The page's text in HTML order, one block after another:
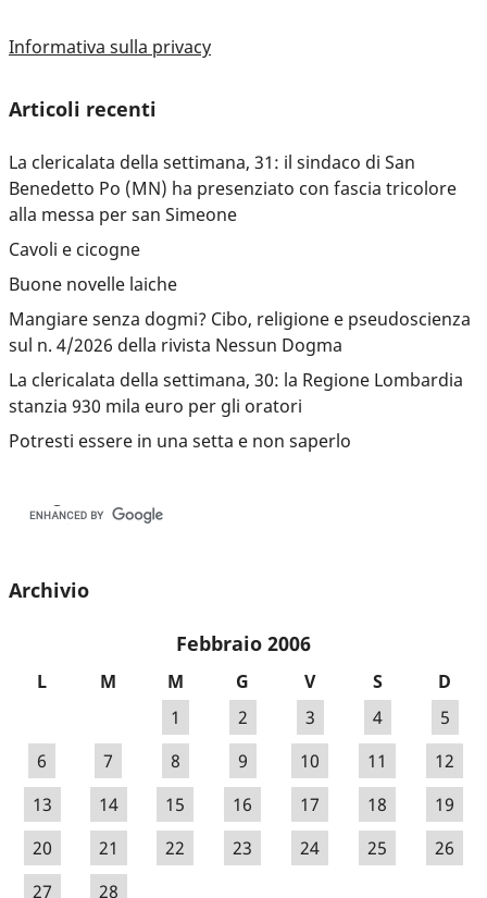
Informativa sulla privacy
Articoli recenti
La clericalata della settimana, 31: il sindaco di San
Benedetto Po (MN) ha presenziato con fascia tricolore
alla messa per san Simeone
Cavoli e cicogne
Buone novelle laiche
Mangiare senza dogmi? Cibo, religione e pseudoscienza
sul n. 4/2026 della rivista Nessun Dogma
La clericalata della settimana, 30: la Regione Lombardia
stanzia 930 mila euro per gli oratori
Potresti essere in una setta e non saperlo
Archivio
Febbraio 2006
L M M G V S
D
1
2 3 4
5
6
7 8 9 10 11
12
13
14 15 16 17 18
19
20
21 22 23 24 25
26
27
28